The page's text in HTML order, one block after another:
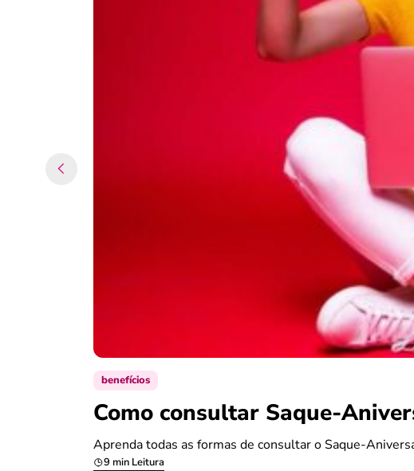
benefícios
Como consultar Saque-
Aprenda todas as formas de consultar o Saque-
9 min Leitura